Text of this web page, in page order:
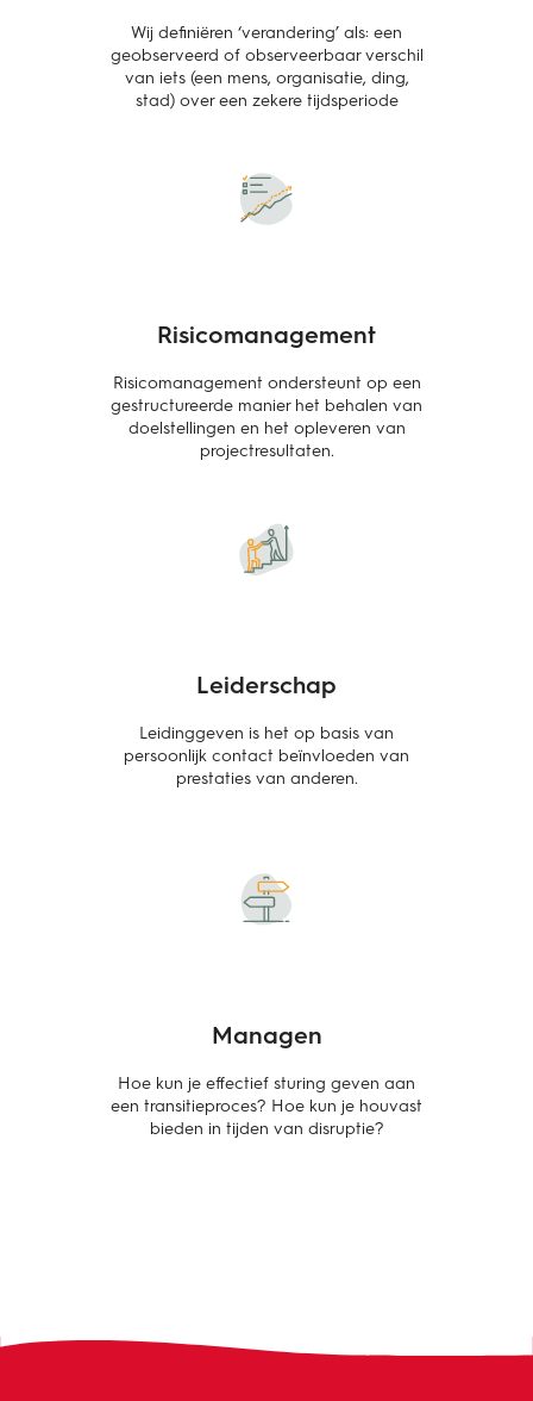
Wij definiëren ‘verandering’ als: een
geobserveerd of observeerbaar verschil
van iets (een mens, organisatie, ding,
stad) over een zekere tijdsperiode
Risicomanagement
Risicomanagement ondersteunt op een
gestructureerde manier het behalen van
doelstellingen en het opleveren van
projectresultaten.
Leiderschap
Leidinggeven is het op basis van
persoonlijk contact beïnvloeden van
prestaties van anderen.
Managen
Hoe kun je effectief sturing geven aan
een transitieproces? Hoe kun je houvast
bieden in tijden van disruptie?